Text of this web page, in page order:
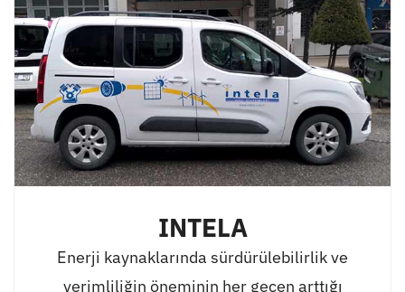
INTELA
Enerji kaynaklarında sürdürülebilirlik ve
verimliliğin öneminin her geçen arttığı